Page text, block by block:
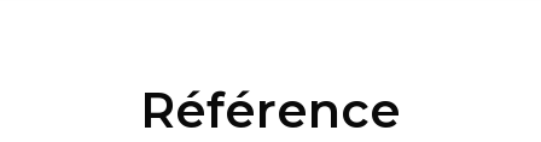
Référence